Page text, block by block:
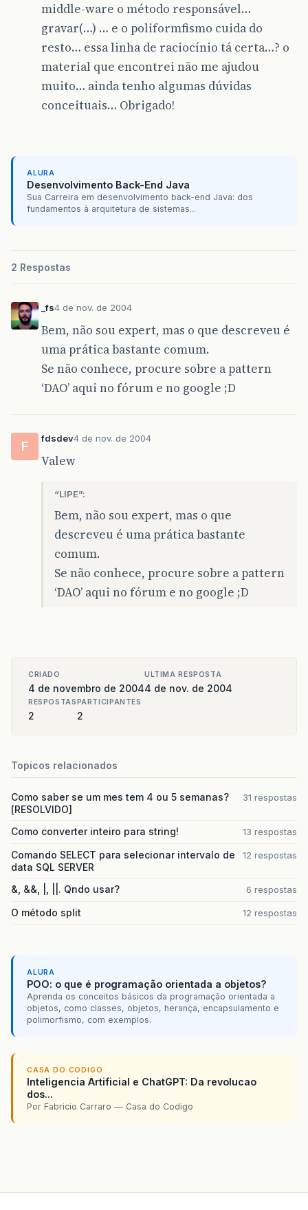
middle-ware o método responsável…
gravar(…) … e o poliformfismo cuida do
resto… essa linha de raciocínio tá certa…? o
material que encontrei não me ajudou
muito… ainda tenho algumas dúvidas
conceituais… Obrigado!
ALURA
Desenvolvimento Back-End Java
Sua Carreira em desenvolvimento back-end Java: dos
fundamentos à arquitetura de sistemas...
2 Respostas
_fs4 de nov. de 2004
Bem, não sou expert, mas o que descreveu é
uma prática bastante comum.
Se não conhece, procure sobre a pattern
‘DAO’ aqui no fórum e no google ;D
F
fdsdev4 de nov. de 2004
Valew
“LIPE”:
Bem, não sou expert, mas o que
descreveu é uma prática bastante
comum.
Se não conhece, procure sobre a pattern
‘DAO’ aqui no fórum e no google ;D
CRIADO
4 de novembro de 2004
ULTIMA RESPOSTA
4 de nov. de 2004
RESPOSTAS
2
PARTICIPANTES
2
Topicos relacionados
Como saber se um mes tem 4 ou 5 semanas?
[RESOLVIDO]
31 respostas
Como converter inteiro para string! 13 respostas
Comando SELECT para selecionar intervalo de
data SQL SERVER
12 respostas
&, &&, |, ||. Qndo usar? 6 respostas
O método split 12 respostas
ALURA
POO: o que é programação orientada a objetos?
Aprenda os conceitos básicos da programação orientada a
objetos, como classes, objetos, herança, encapsulamento e
polimorfismo, com exemplos.
CASA DO CODIGO
Inteligencia Artificial e ChatGPT: Da revolucao
dos...
Por Fabricio Carraro — Casa do Codigo